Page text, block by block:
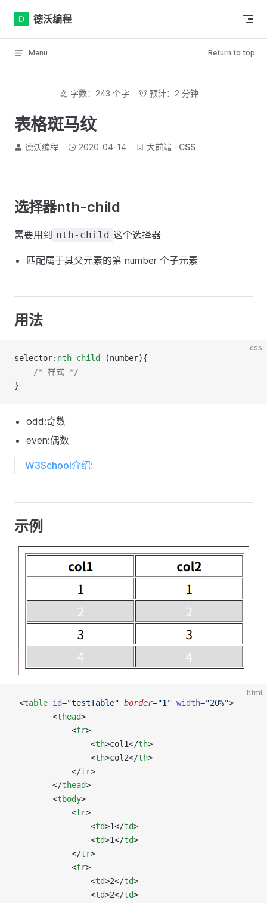
Skip to content
德沃编程
Menu Return to top
字数：243 个字 预计：2 分钟
表格斑马纹
德沃编程 2020-04-14 大前端 CSS
选择器nth-child
需要用到 nth-child 这个选择器
匹配属于其父元素的第 number 个子元素
用法
css
selector: nth-child
(number){
/* 样式 */
}
odd:奇数
even:偶数
W3School介绍:
示例
html
<table id="testTable" border="1" width="20%">
        <
thead>
            <
tr>
                <
th>col1</th>
                <
th>col2</th>
            </
tr>
        </
thead>
        <
tbody>
            <
tr>
                <
td>1</td>
                <
td>1</td>
            </
tr>
            <
tr>
                <
td>2</td>
                <
td>2</td>